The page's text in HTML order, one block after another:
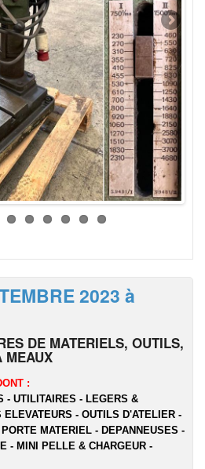
2023 à
DE MATERIELS, OUTILS,
MEAUX
:
- UTILITAIRES - LEGERS &
ELEVATEURS - OUTILS D'ATELIER -
MATERIEL - DEPANNEUSES -
- MINI PELLE & CHARGEUR -